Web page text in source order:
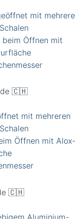
🇨🇭
🇨🇭